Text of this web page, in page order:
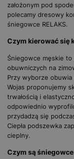
założonym pod
polecamy dresowy
śniegowce RELAKS.
Czym kierować się
Śniegowce męskie
obuwniczych na
Przy wyborze
Wojas proponujemy
trwałością i
odpowiednio
przydadzą się
Ciepła podszewka
cieplny.
Czym są